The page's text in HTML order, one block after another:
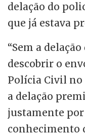
delação do
que já estava
“Sem a
descobrir o
Polícia Civil no
a delação
justamente
conhecimento